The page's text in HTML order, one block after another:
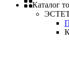
Каталог